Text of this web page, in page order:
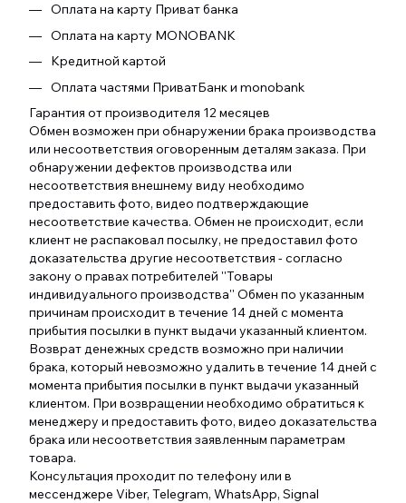
Оплата на карту Приват банка
Оплата на карту MONOBANK
Кредитной картой
Оплата частями ПриватБанк и monobank
Гарантия от производителя 12 месяцев
Обмен возможен при обнаружении брака производства
или несоответствия оговоренным деталям заказа. При
обнаружении дефектов производства или
несоответствия внешнему виду необходимо
предоставить фото, видео подтверждающие
несоответствие качества. Обмен не происходит, если
клиент не распаковал посылку, не предоставил фото
доказательства другие несоответствия - согласно
закону о правах потребителей ''Товары
индивидуального производства'' Обмен по указанным
причинам происходит в течение 14 дней с момента
прибытия посылки в пункт выдачи указанный клиентом.
Возврат денежных средств возможно при наличии
брака, который невозможно удалить в течение 14 дней с
момента прибытия посылки в пункт выдачи указанный
клиентом. При возвращении необходимо обратиться к
менеджеру и предоставить фото, видео доказательства
брака или несоответствия заявленным параметрам
товара.
Консультация проходит по телефону или в
мессенджере Viber, Telegram, WhatsApp, Signal